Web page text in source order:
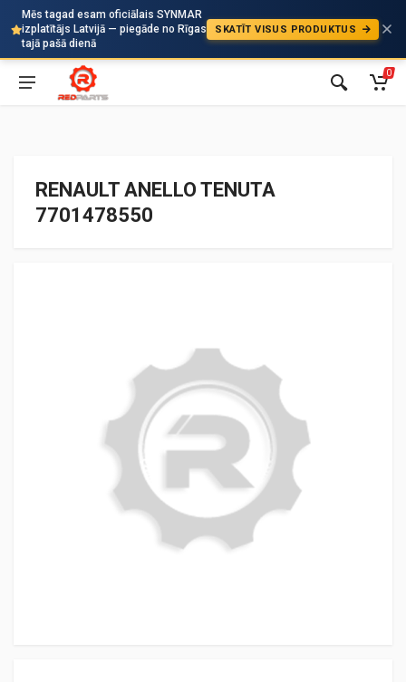
Mēs tagad esam oficiālais SYNMAR
izplatītājs Latvijā — piegāde no Rīgas
tajā pašā dienā
SKATĪT VISUS PRODUKTUS
Auto
0
RENAULT ANELLO TENUTA
7701478550